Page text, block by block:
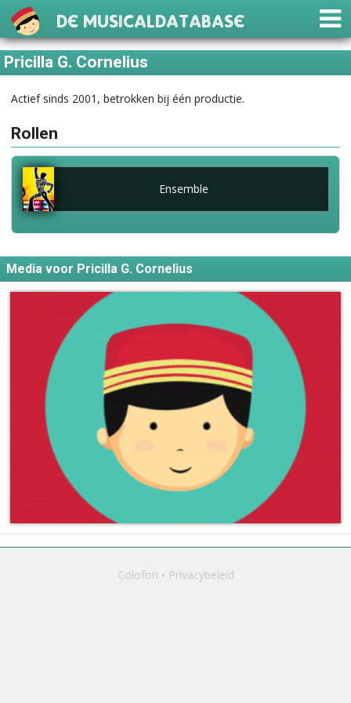
De Musicaldatabase
Pricilla G. Cornelius
Actief sinds 2001, betrokken bij één productie.
Rollen
Ensemble
Media voor Pricilla G. Cornelius
Colofon Privacybeleid